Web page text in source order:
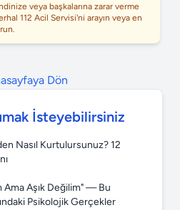
veya başkalarına zarar verme
112 Acil Servisi'ni arayın veya en
Dön
İsteyebilirsiniz
Nasıl Kurtulursunuz? 12
Ama Aşık Değilim" — Bu
Psikolojik Gerçekler